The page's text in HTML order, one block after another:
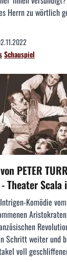
Herrn zu wörtlich
Schauspiel
PETER
Theater Scala
Komödie
Schritt weiter und
voll